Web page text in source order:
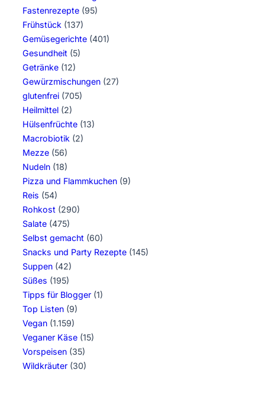
Fastenrezepte (95)
Frühstück (137)
Gemüsegerichte (401)
Gesundheit (5)
Getränke (12)
Gewürzmischungen (27)
glutenfrei (705)
Heilmittel (2)
Hülsenfrüchte (13)
Macrobiotik (2)
Mezze (56)
Nudeln (18)
Pizza und Flammkuchen (9)
Reis (54)
Rohkost (290)
Salate (475)
Selbst gemacht (60)
Snacks und Party Rezepte (145)
Suppen (42)
Süßes (195)
Tipps für Blogger (1)
Top Listen (9)
Vegan (1.159)
Veganer Käse (15)
Vorspeisen (35)
Wildkräuter (30)